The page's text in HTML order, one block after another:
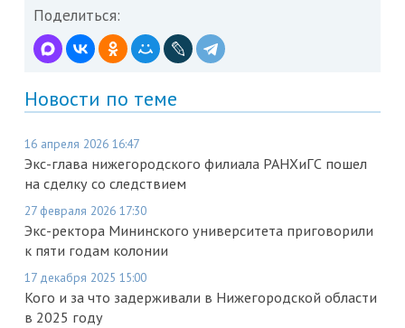
Поделиться:
Новости по теме
16 апреля 2026 16:47
Экс-глава нижегородского филиала РАНХиГС пошел
на сделку со следствием
27 февраля 2026 17:30
Экс-ректора Мининского университета приговорили
к пяти годам колонии
17 декабря 2025 15:00
Кого и за что задерживали в Нижегородской области
в 2025 году